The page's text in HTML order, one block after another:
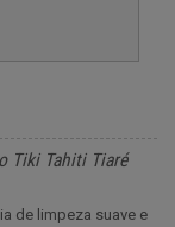
Tiki Tahiti Tiaré
de limpeza suave e